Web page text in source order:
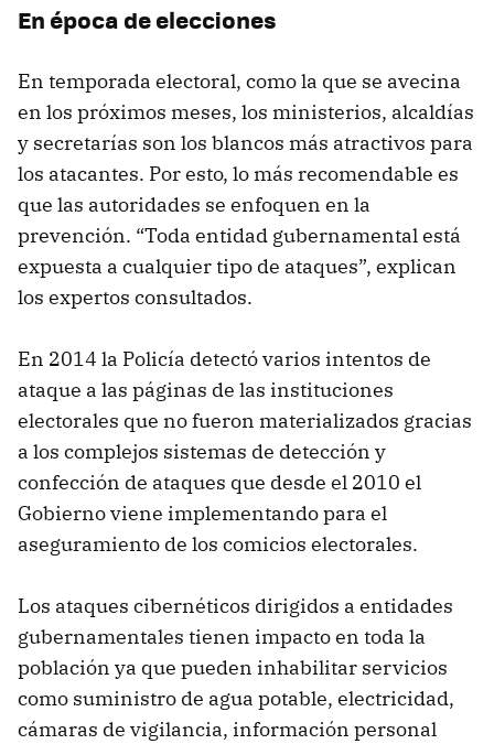
En época de elecciones
En temporada electoral, como la que se avecina
en los próximos meses, los ministerios, alcaldías
y secretarías son los blancos más atractivos para
los atacantes. Por esto, lo más recomendable es
que las autoridades se enfoquen en la
prevención. “Toda entidad gubernamental está
expuesta a cualquier tipo de ataques”, explican
los expertos consultados.
En 2014 la Policía detectó varios intentos de
ataque a las páginas de las instituciones
electorales que no fueron materializados gracias
a los complejos sistemas de detección y
confección de ataques que desde el 2010 el
Gobierno viene implementando para el
aseguramiento de los comicios electorales.
Los ataques cibernéticos dirigidos a entidades
gubernamentales tienen impacto en toda la
población ya que pueden inhabilitar servicios
como suministro de agua potable, electricidad,
cámaras de vigilancia, información personal